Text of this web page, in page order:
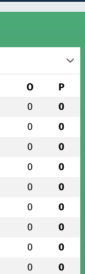
O P
0 0
0 0
0 0
0 0
0 0
0 0
0 0
0 0
0 0